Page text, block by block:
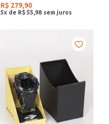
R$ 279,90
5x de R$ 55 98